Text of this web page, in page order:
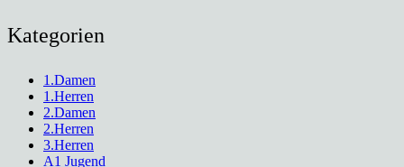
Kategorien
1.Damen
1.Herren
2.Damen
2.Herren
3.Herren
A1 Jugend